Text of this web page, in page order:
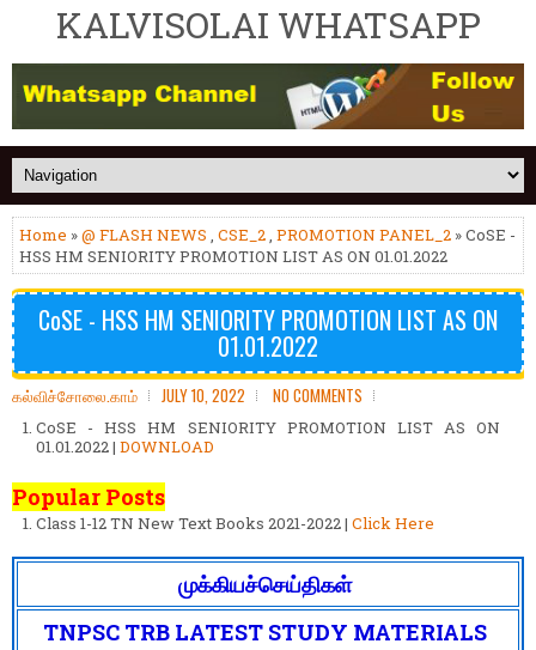
KALVISOLAI WHATSAPP
Home »@ FLASH NEWS , CSE_2, PROMOTION PANEL_2 » CoSE -
HSS HM SENIORITY PROMOTION LIST AS ON 01.01.2022
CoSE - HSS HM SENIORITY PROMOTION LIST AS ON
01.01.2022
கல்விச்சோலை.காம் JULY 10, 2022 NO COMMENTS
CoSE - HSS HM SENIORITY PROMOTION LIST AS ON
01.01.2022 | DOWNLOAD
Popular Posts
Class 1-12 TN New Text Books 2021-2022 | Click Here
முக்கியச்செய்திகள்
TNPSC TRB LATEST STUDY MATERIALS